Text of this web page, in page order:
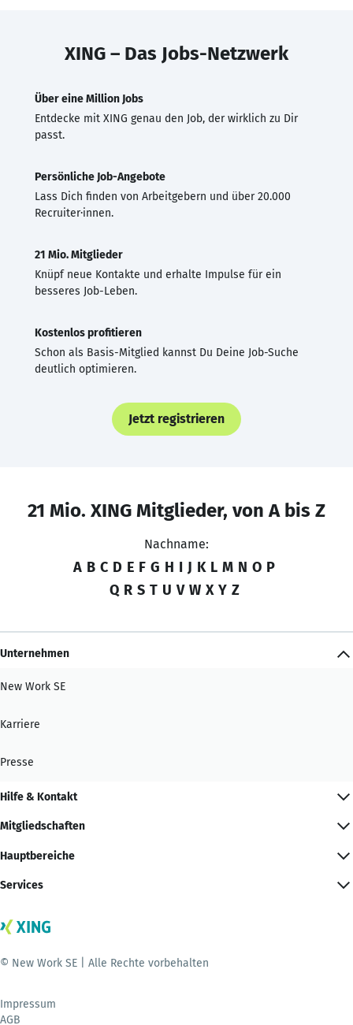
XING – Das Jobs-Netzwerk
Über eine Million Jobs
Entdecke mit XING genau den Job, der wirklich zu Dir
passt.
Persönliche Job-Angebote
Lass Dich finden von Arbeitgebern und über 20.000
Recruiter·innen.
21 Mio. Mitglieder
Knüpf neue Kontakte und erhalte Impulse für ein
besseres Job-Leben.
Kostenlos profitieren
Schon als Basis-Mitglied kannst Du Deine Job-Suche
deutlich optimieren.
Jetzt registrieren
21 Mio. XING Mitglieder, von A bis Z
Nachname:
A B C D E F G H I J K L M N O P
Q R S T U V W X Y Z
Unternehmen
New Work SE
Karriere
Presse
Hilfe & Kontakt
Mitgliedschaften
Hauptbereiche
Services
© New Work SE | Alle Rechte vorbehalten
Impressum
AGB